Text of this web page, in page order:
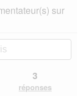
sur
3
réponses